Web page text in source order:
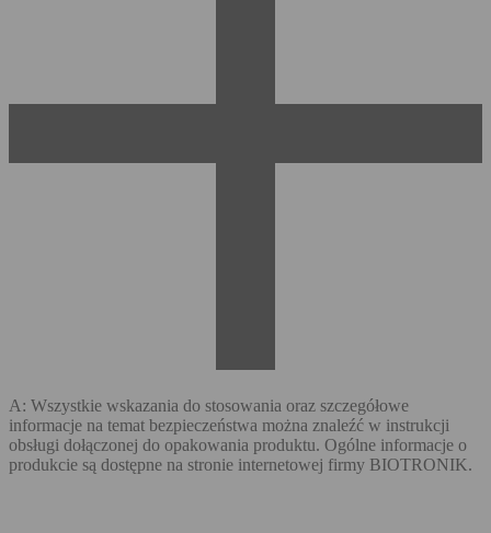
A: Wszystkie wskazania do stosowania oraz szczegółowe
informacje na temat bezpieczeństwa można znaleźć w instrukcji
obsługi dołączonej do opakowania produktu. Ogólne informacje o
produkcie są dostępne na stronie internetowej firmy BIOTRONIK.